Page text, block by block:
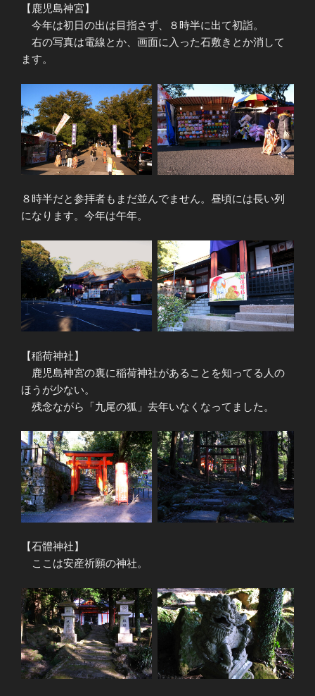
【鹿児島神宮】
今年は初日の出は目指さず、８時半に出て初詣。
右の写真は電線とか、画面に入った石敷きとか消して
ます。
８時半だと参拝者もまだ並んでません。昼頃には長い列
になります。今年は午年。
【稲荷神社】
鹿児島神宮の裏に稲荷神社があることを知ってる人の
ほうが少ない。
残念ながら「九尾の狐」去年いなくなってました。
【石體神社】
ここは安産祈願の神社。